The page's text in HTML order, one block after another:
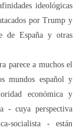
ideológicas
por Trump y
de España y otras
parece a muchos el
mundos español y
económica y
- cuya perspectiva
socialista - están